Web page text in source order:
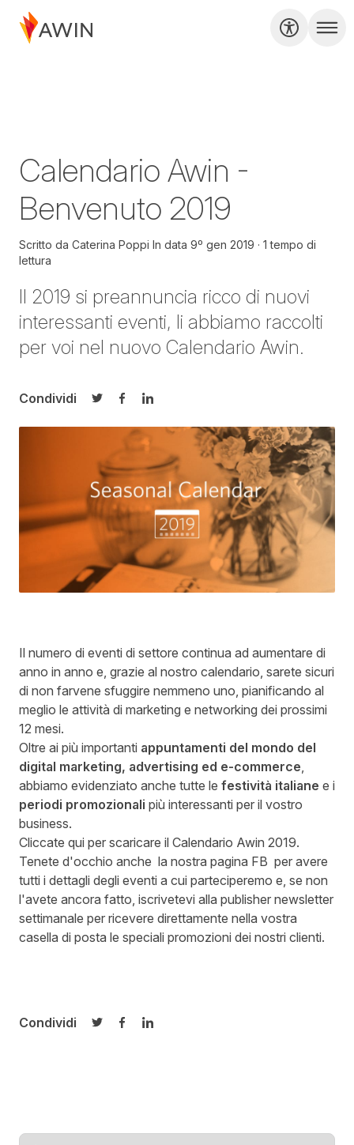
Calendario Awin -
Benvenuto 2019
Scritto da Caterina Poppi In data 9º gen 2019
1 tempo di
lettura
Il 2019 si preannuncia ricco di nuovi
interessanti eventi, li abbiamo raccolti
per voi nel nuovo Calendario Awin.
Condividi
Condividi su Twitter
Condividi su Facebook
Condividi su LinkedIn
Il numero di eventi di settore continua ad aumentare di
anno in anno e, grazie al nostro calendario, sarete sicuri
di non farvene sfuggire nemmeno uno, pianificando al
meglio le attività di marketing e networking dei prossimi
12 mesi.
Oltre ai più importanti appuntamenti del mondo del
digital marketing, advertising ed e-commerce,
abbiamo evidenziato anche tutte le festività italiane e i
periodi promozionali più interessanti per il vostro
business.
Cliccate qui per scaricare il Calendario Awin 2019.
Tenete d'occhio anche la nostra pagina FB per avere
tutti i dettagli degli eventi a cui parteciperemo e, se non
l'avete ancora fatto, iscrivetevi alla publisher newsletter
settimanale per ricevere direttamente nella vostra
casella di posta le speciali promozioni dei nostri clienti.
Condividi
Condividi su Twitter
Condividi su Facebook
Condividi su LinkedIn